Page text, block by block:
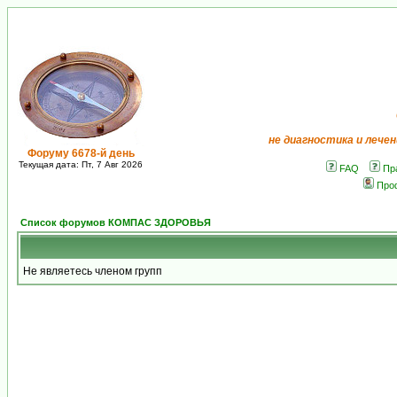
Форуму 6678-й день
Текущая дата: Пт, 7 Авг 2026
не диагностика и
FAQ
Список форумов КОМПАС ЗДОРОВЬЯ
Не являетесь членом групп